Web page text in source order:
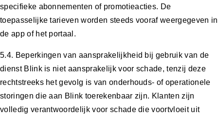
specifieke abonnementen of promotieacties. De
toepasselijke tarieven worden steeds vooraf weergegeven in
de app of het portaal.
5.4. Beperkingen van aansprakelijkheid bij gebruik van de
dienst Blink is niet aansprakelijk voor schade, tenzij deze
rechtstreeks het gevolg is van onderhouds- of operationele
storingen die aan Blink toerekenbaar zijn. Klanten zijn
volledig verantwoordelijk voor schade die voortvloeit uit